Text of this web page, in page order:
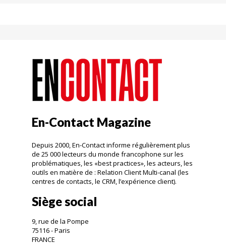
En-Contact Magazine
Depuis 2000, En-Contact informe régulièrement plus
de 25 000 lecteurs du monde francophone sur les
problématiques, les «best practices», les acteurs, les
outils en matière de : Relation Client Multi-canal (les
centres de contacts, le CRM, l’expérience client).
Siège social
9, rue de la Pompe
75116 - Paris
FRANCE